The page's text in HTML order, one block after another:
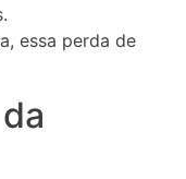
essa perda de